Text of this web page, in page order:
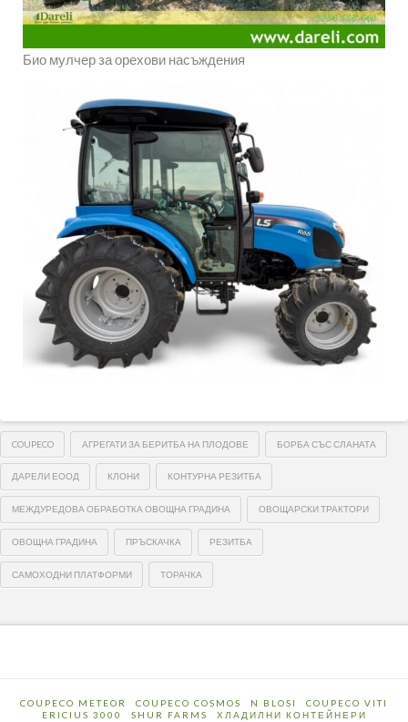
Био мулчер за орехови насъждения
COUPECO АГРЕГАТИ ЗА БЕРИТБА НА ПЛОДОВЕ БОРБА СЪС СЛАНАТА
ДАРЕЛИ ЕООД КЛОНИ КОНТУРНА РЕЗИТБА
МЕЖДУРЕДОВА ОБРАБОТКА ОВОЩНА ГРАДИНА ОВОЩАРСКИ ТРАКТОРИ
ОВОЩНА ГРАДИНА ПРЪСКАЧКА РЕЗИТБА
САМОХОДНИ ПЛАТФОРМИ ТОРАЧКА
COUPECO METEOR COUPECO COSMOS N BLOSI
COUPECO VITI
ERICIUS 3000
SHUR FARMS
ХЛАДИЛНИ КОНТЕЙНЕРИ